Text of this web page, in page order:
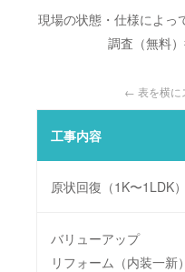
現場の状態・仕様によっ
調査（無料
← 表を横に
工事内容
原状回復（1K〜1LDK）
バリューアップ
リフォーム（内装一新）